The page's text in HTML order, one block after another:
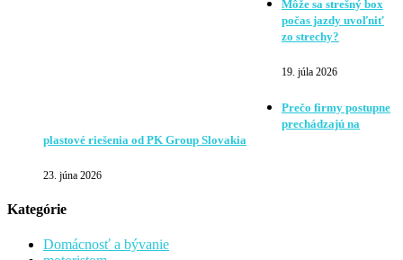
Môže sa strešný box
počas jazdy uvoľniť
zo strechy?
19. júla 2026
Prečo firmy postupne
prechádzajú na
plastové riešenia od PK Group Slovakia
23. júna 2026
Kategórie
Domácnosť a bývanie